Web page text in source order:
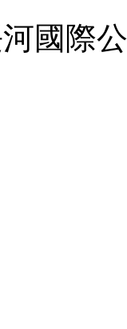
河國際